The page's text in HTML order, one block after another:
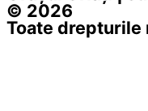
© 2026
Toate drepturile